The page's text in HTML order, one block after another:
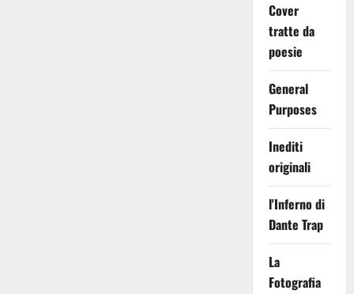
Cover
tratte da
poesie
General
Purposes
Inediti
originali
l'Inferno di
Dante Trap
La
Fotografia